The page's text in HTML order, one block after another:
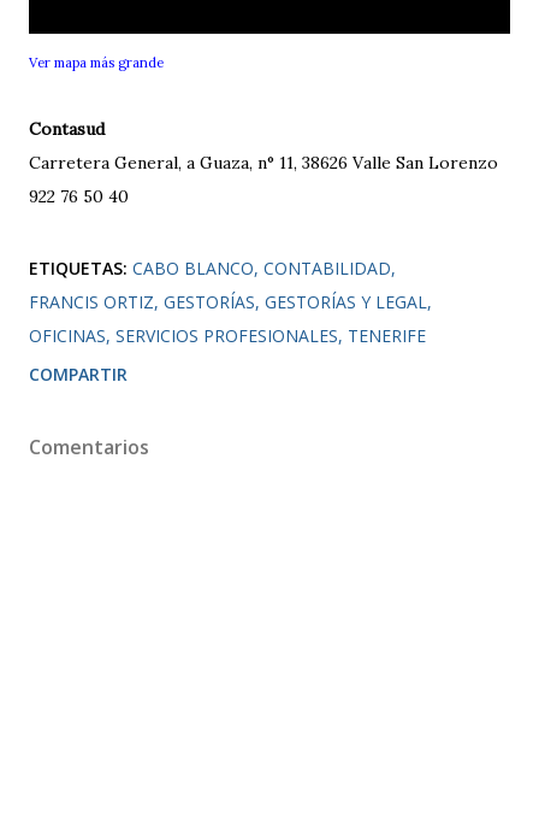
Ver mapa más grande
Contasud
Carretera General, a Guaza, n° 11, 38626 Valle San Lorenzo
922 76 50 40
ETIQUETAS: CABO BLANCO CONTABILIDAD
FRANCIS ORTIZ GESTORÍAS GESTORÍAS Y LEGAL
OFICINAS SERVICIOS PROFESIONALES TENERIFE
COMPARTIR
Comentarios